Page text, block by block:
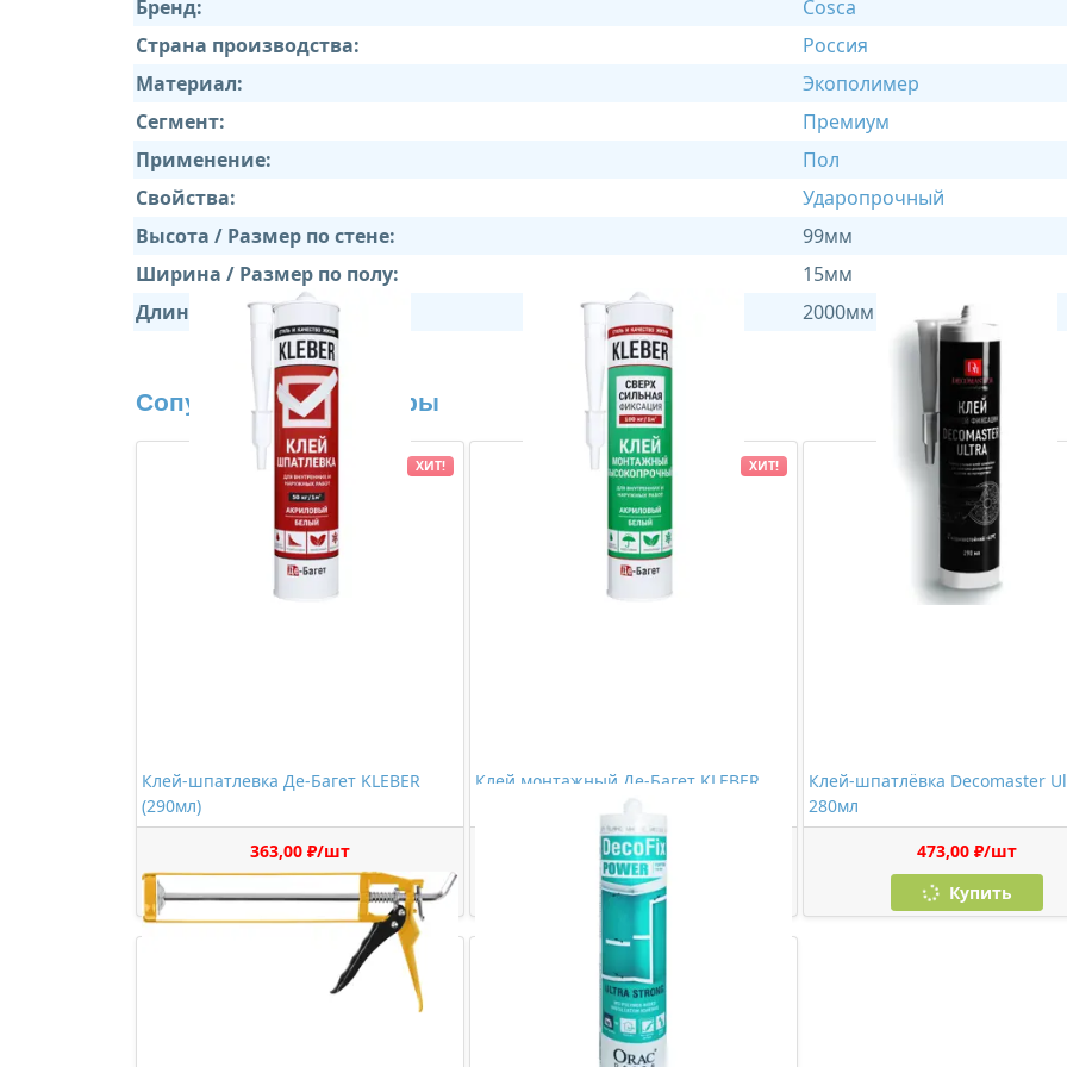
Бренд:
Cosca
Страна производства:
Россия
Материал:
Экополимер
Сегмент:
Премиум
Применение:
Пол
Свойства:
Ударопрочный
Высота / Размер по стене:
99мм
Ширина / Размер по полу:
15мм
Длина:
2000мм
Сопутствующие товары
Клей-шпатлевка Де-Багет KLEBER
(290мл)
363,00 ₽/шт
Купить
ХИТ!
Клей монтажный Де-Багет KLEBER
534,00 ₽/шт
Купить
ХИТ!
Клей-шпатлёвка Decomaster
280мл
473,00 ₽/шт
Купить